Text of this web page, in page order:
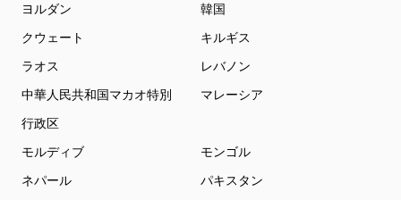
ヨルダン
韓国
クウェート
キルギス
ラオス
レバノン
中華人民共和国マカオ特別
行政区
マレーシア
モルディブ
モンゴル
ネパール
パキスタン